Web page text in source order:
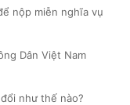
nộp miễn nghĩa vụ
Dân Việt Nam
như thế nào?